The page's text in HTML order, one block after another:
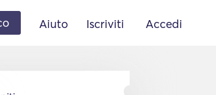
Aiuto Iscriviti Accedi